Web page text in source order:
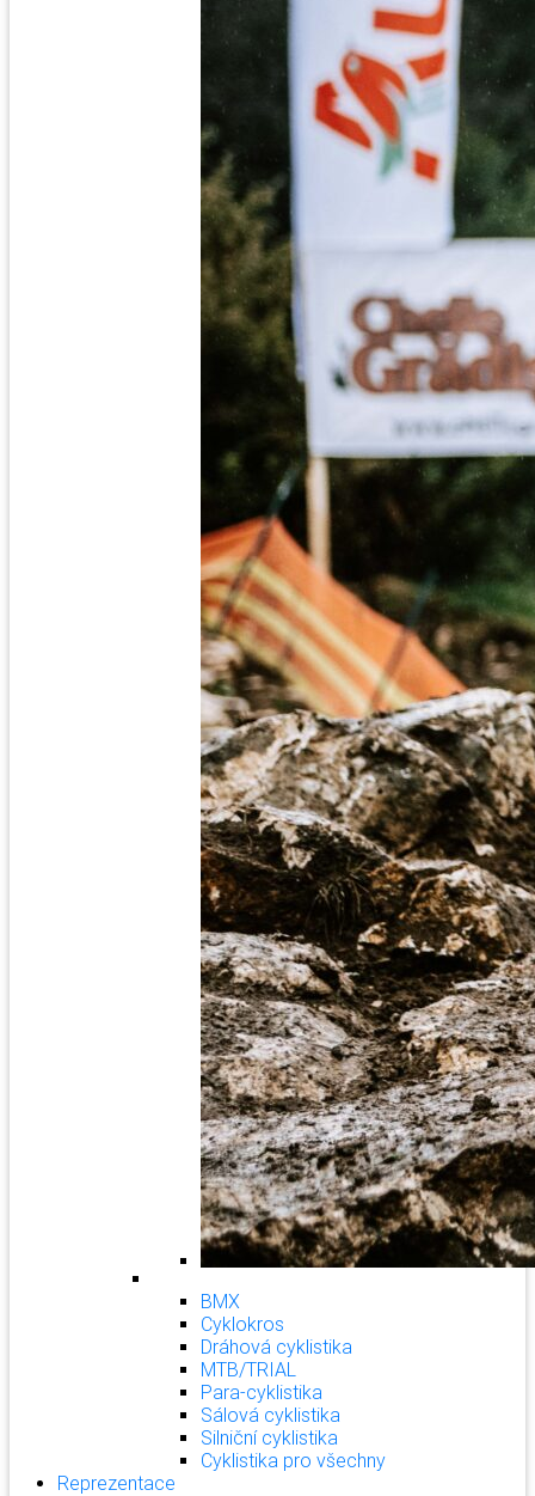
BMX
Cyklokros
Dráhová cyklistika
MTB/TRIAL
Para-cyklistika
Sálová cyklistika
Silniční cyklistika
Cyklistika pro všechny
Reprezentace